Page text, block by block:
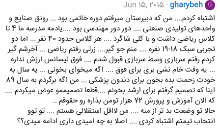
G
gharybeh
Jun 15, 2015
اشتباه کردم.... من که دبیرستان میرفتم دوره خاتمی بود ... رونق صنایع و
واحدهای تولیدی صنعتی .... دور دور مهندسی بود ....یادمه مدرسه ما 4 تا
کلاس ریاضی داشت و با کلی شاگرد .... هر کلاس حدود 40 نفر ... اما دو
تجربی سبک 18-19 نفره .... منم جو گیر.... زرتی رفتم ریاضی ... آخرشم گیر
کردم رفتم سربازی وسط سربازی قبول شدم .... فوق لیسانس ارزش نداره
... یه وقت خام نشی بری برای فوق .... اگه میخوای بخونی ... یه سال به
خودت زحمت بده بخون برای دندون پزشکی ... من اگه برگردم به سال 89
اینا که تصمیم گرفتم برای ارشد بخونم ....قطعا تصمیممو عوض میکردم ....
که الان آموزش و پرورش 72 هزار تومن بذاره رو حقوقم ..
حالا تو وضعت بد تر از منه .... من لااقل استقلالی هستم .... تو توو
انتخاب تیمتم اشتباه کردی .... اصلا به چه امیدی داری ادامه میدی؟؟